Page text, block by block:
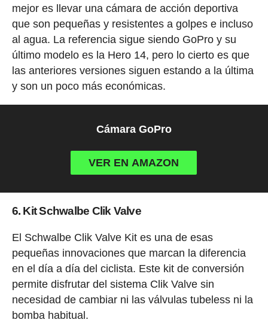
mejor es llevar una cámara de acción deportiva
que son pequeñas y resistentes a golpes e incluso
al agua. La referencia sigue siendo GoPro y su
último modelo es la Hero 14, pero lo cierto es que
las anteriores versiones siguen estando a la última
y son un poco más económicas.
Cámara GoPro
VER EN AMAZON
6. Kit Schwalbe Clik Valve
El Schwalbe Clik Valve Kit es una de esas
pequeñas innovaciones que marcan la diferencia
en el día a día del ciclista. Este kit de conversión
permite disfrutar del sistema Clik Valve sin
necesidad de cambiar ni las válvulas tubeless ni la
bomba habitual.